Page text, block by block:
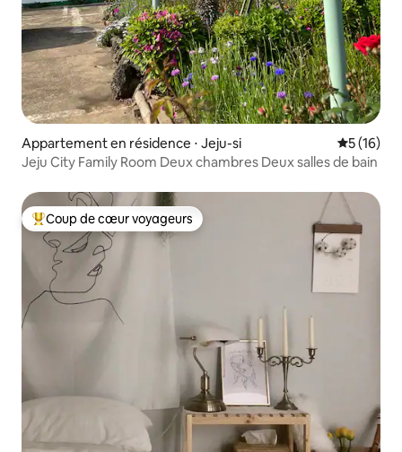
Appartement en résidence ⋅ Jeju-si
5 (16)
Jeju City Family Room Deux chambres Deux salles de bain
Coups de cœur voyageurs les plus appréciés
Coup de cœur voyageurs